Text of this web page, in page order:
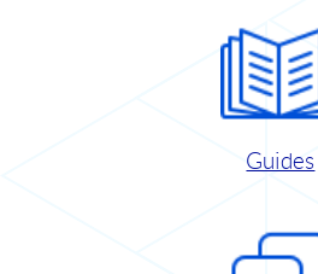
Guides